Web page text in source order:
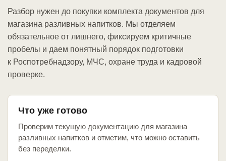
Разбор нужен до покупки комплекта документов для
магазина разливных напитков. Мы отделяем
обязательное от лишнего, фиксируем критичные
пробелы и даем понятный порядок подготовки
к Роспотребнадзору, МЧС, охране труда и кадровой
проверке.
Что уже готово
Проверим текущую документацию для магазина
разливных напитков и отметим, что можно оставить
без переделки.